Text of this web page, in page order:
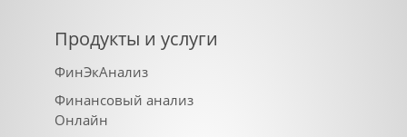
Продукты и услуги
ФинЭкАнализ
Финансовый анализ
Онлайн